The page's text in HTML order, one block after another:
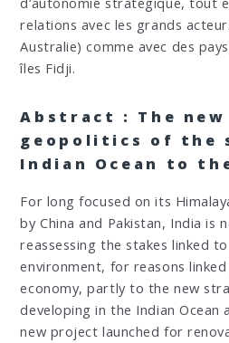
relations avec les grands
Australie) comme avec des
îles Fidji.
Abstract : The new
geopolitics of the
Indian Ocean to
For long focused on its
by China and Pakistan, India is
reassessing the stakes linked
environment, for reasons
economy, partly to the new
developing in the Indian Ocean
new project launched for